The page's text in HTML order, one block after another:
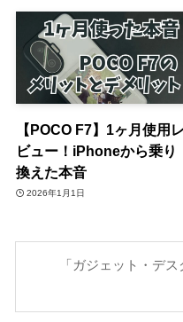
【POCO F7】1ヶ月使用レ
ビュー！iPhoneから乗り
換えた本音
2026年1月1日
「ガジェット・デ